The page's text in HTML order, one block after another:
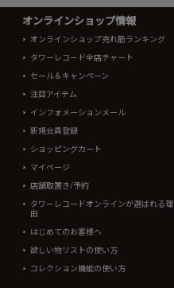
オンラインショップ情報
オンラインショップ売れ筋ランキング
タワーレコード全店チャート
セール＆キャンペーン
注目アイテム
インフォメーションメール
新規会員登録
ショッピングカート
マイページ
店舗取置き/予約
タワーレコードオンラインが選ばれる理
由
はじめてのお客様へ
欲しい物リストの使い方
コレクション機能の使い方